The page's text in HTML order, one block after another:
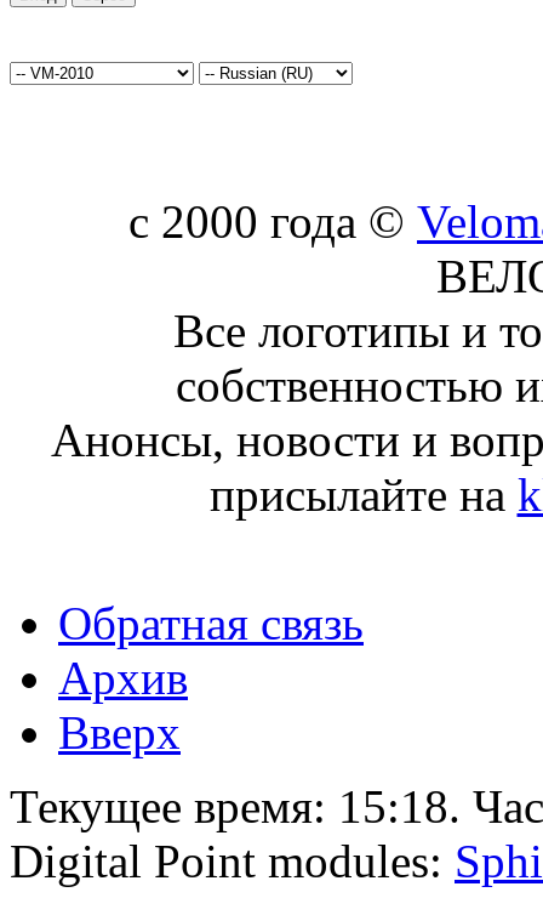
c 2000 года ©
Все логотипы и
собственностью
Анонсы, новости и
присылайте на
Обратная связь
Архив
Вверх
Текущее время: 15:18.
Digital Point modules: